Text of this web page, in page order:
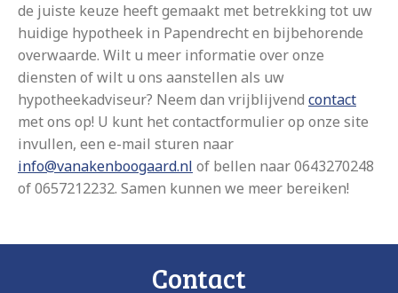
de juiste keuze heeft gemaakt met betrekking tot uw
huidige hypotheek in Papendrecht en bijbehorende
overwaarde. Wilt u meer informatie over onze
diensten of wilt u ons aanstellen als uw
hypotheekadviseur? Neem dan vrijblijvend contact
met ons op! U kunt het contactformulier op onze site
invullen, een e-mail sturen naar
info@vanakenboogaard.nl of bellen naar 0643270248
of 0657212232. Samen kunnen we meer bereiken!
Contact